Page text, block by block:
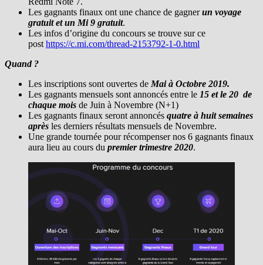
Les gagnants finaux ont une chance de gagnerun voyage
gratuit et un Mi 9 gratuit.
Les infos d’origine du concours se trouve sur ce
post https://c.mi.com/thread-2153792-1-0.html
Quand ?
Les inscriptions sont ouvertes de Mai à Octobre 2019.
Les gagnants mensuels sont annoncés entre le 15 et le 20 de
chaque mois de Juin à Novembre (N+1)
Les gagnants finaux seront annoncés quatre à huit semaines
après les derniers résultats mensuels de Novembre.
Une grande tournée pour récompenser nos 6 gagnants finaux
aura lieu au cours du premier trimestre 2020.